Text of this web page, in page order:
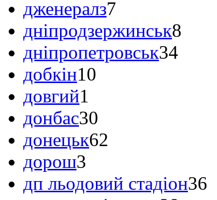
дженералз7
дніпродзержинськ8
дніпропетровськ34
добкін10
довгий1
донбас30
донецьк62
дорош3
дп льодовий стадіон36